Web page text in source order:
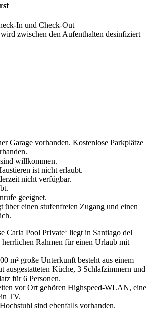
In und Check-Out
zwischen den Aufenthalten desinfiziert
Garage vorhanden. Kostenlose Parkplätze
willkommen.
ist nicht erlaubt.
nicht verfügbar.
geeignet.
einen stufenfreien Zugang und einen
Carla Pool Private‘ liegt in Santiago del
herrlichen Rahmen für einen Urlaub mit
m² große Unterkunft besteht aus einem
ausgestatteten Küche, 3 Schlafzimmern und
für 6 Personen.
vor Ort gehören Highspeed-WLAN, eine
TV.
sind ebenfalls vorhanden.